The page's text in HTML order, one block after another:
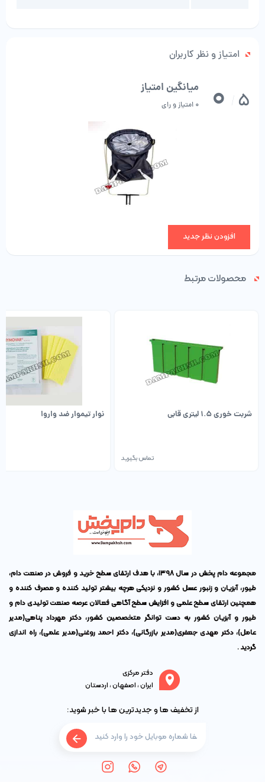
امتیاز و نظر کاربران
5
0 میانگین امتیاز
0 امتیاز و رای
افزودن نظر جدید
محصولات مرتبط
شربت خوری 1.5 لیتری قابی
تماس بگیرید
نوار تیموار ضد واروا
مجموعه دام پخش در سال ۱۳۹۸، با هدف ارتقای سطح خرید و فروش در صنعت دام،
طیور، آبزیان و زنبور عسل کشور و نزدیکی هرچه بیشتر تولید کننده و مصرف کننده و
همچنین ارتقای سطح علمی و افزایش سطح آگاهی فعالان عرصه صنعت تولیدی دام و
طیور و آبزیان کشور به دست توانگر متخصصین کشور، دکتر مهرداد پناهی(مدیر
عامل)،دکتر مهدی جعفری(مدیر بازرگانی)،دکتر احمد روغنی(مدیر علمی)، راه اندازی
گردید .
دفتر مرکزی
ایران ، اصفهان ، اردستان
از تخفیف ها و جدیدترین ها با خبر شوید: